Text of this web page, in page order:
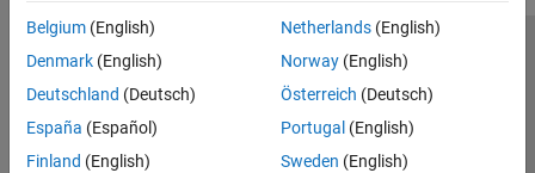
Belgium (English)
Denmark (English)
Deutschland (Deutsch)
España (Español)
Finland (English)
Netherlands(English)
Norway(English)
Österreich (Deutsch)
Portugal (English)
Sweden (English)
Centro di fiducia
Informativa sulla privacy
Antipirateria
Stato dell'applicazione
Contatti
© 1994-2026 The MathWorks, Inc.